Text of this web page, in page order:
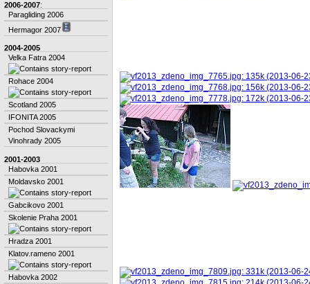
2006-2007:
Paragliding 2006
Hermagor 2007
2004-2005
Velka Fatra 2004
Rohace 2004
Scotland 2005
IFONITA 2005
Pochod Slovackymi
Vinohrady 2005
2001-2003
Habovka 2001
Moldavsko 2001
Gabcikovo 2001
Skolenie Praha 2001
Hradza 2001
Klatov.rameno 2001
Habovka 2002